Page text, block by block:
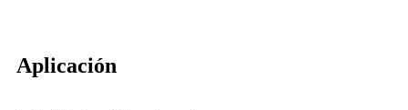
Aplicación